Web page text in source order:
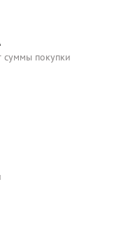
суммы покупки